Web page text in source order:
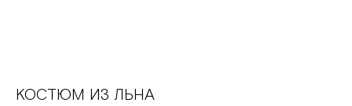
КОСТЮМ ИЗ ЛЬНА